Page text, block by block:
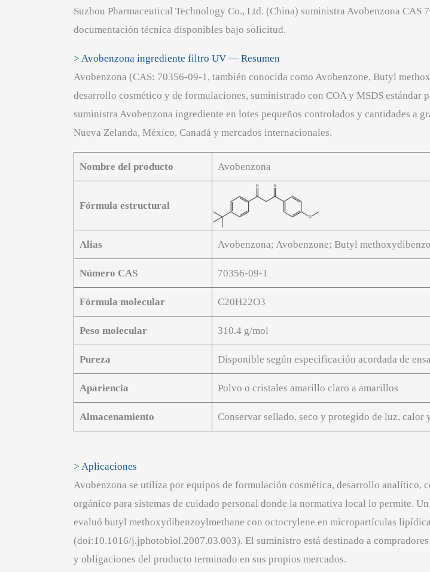
Suzhou Pharmaceutical Technology Co., Ltd. (China) suministra Avobenzona
documentación técnica disponibles bajo solicitud.
> Avobenzona ingrediente filtro UV — Resumen
Avobenzona (CAS: 70356-09-1, también conocida como Avobenzone, Butyl
desarrollo cosmético y de formulaciones, suministrado con COA y MSDS estándar
suministra Avobenzona ingrediente en lotes pequeños controlados y cantidades a
Nueva Zelanda, México, Canadá y mercados internacionales.
Nombre del producto Avobenzona
Fórmula estructural
Alias Avobenzona; Avobenzone; Butyl
Número CAS 70356-09-1
Fórmula molecular C20H22O3
Peso molecular 310.4 g/mol
Pureza Disponible según especificación acordada de
Apariencia Polvo o cristales amarillo claro a amarillos
Almacenamiento Conservar sellado, seco y protegido de luz, calor
> Aplicaciones
Avobenzona se utiliza por equipos de formulación cosmética, desarrollo
orgánico para sistemas de cuidado personal donde la normativa local lo permite.
evaluó butyl methoxydibenzoylmethane con octocrylene en micropartículas
(doi:10.1016/j.jphotobiol.2007.03.003). El suministro está destinado a
y obligaciones del producto terminado en sus propios mercados.